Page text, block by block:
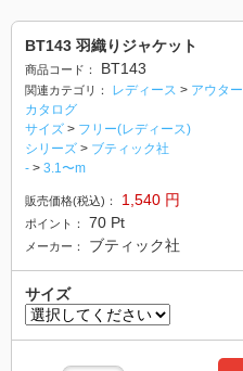
BT143 羽織りジャケット
商品コード： BT143
関連カテゴリ： レディース > アウター
カタログ
サイズ > フリー(レディース)
シリーズ > ブティック社
- > 3.1〜m
販売価格(税込)： 1,540 円
ポイント： 70 Pt
メーカー： ブティック社
サイズ